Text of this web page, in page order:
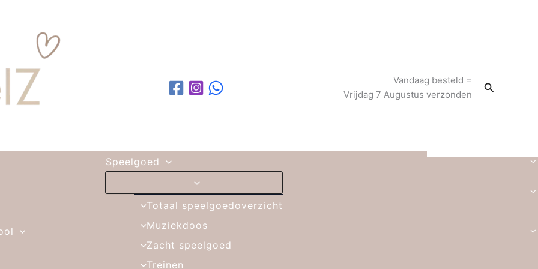
Vandaag besteld =
Vrijdag 7 Augustus verzonden
Zoeken
Speelgoed
Totaal speelgoedoverzicht
Muziekdoos
Zacht speelgoed
Treinen